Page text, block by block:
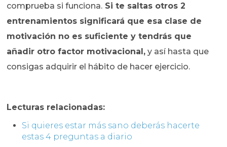
comprueba si funciona. Si te saltas otros 2
entrenamientos significará que esa clase de
motivación no es suficiente y tendrás que
añadir otro factor motivacional, y así hasta que
consigas adquirir el hábito de hacer ejercicio.
Lecturas relacionadas:
Si quieres estar más sano deberás hacerte
estas 4 preguntas a diario